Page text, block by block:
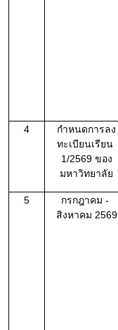
4
กำหนดการลง
ทะเบียนเรียน
1/2569 ของ
มหาวิทยาลัย
5
กรกฎาคม -
สิงหาคม 2569